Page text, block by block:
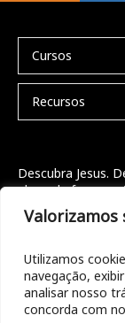
Valorizamos
Utilizamos
navegação,
analisar nosso
concorda com
Cursos
Recursos
Descubra Jesus.
ele pode fazer
Doações
Entre em